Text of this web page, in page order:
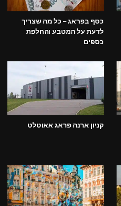
כסף בפראג – כל מה שצריך
לדעת על המטבע והחלפת
כספים
קניון ארנה פראג אאוטלט